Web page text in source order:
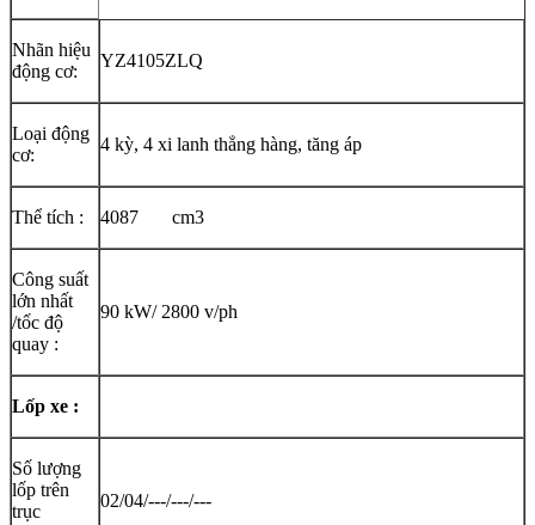
Nhãn hiệu
động cơ:
YZ4105ZLQ
Loại động
cơ:
4 kỳ, 4 xi lanh thẳng hàng, tăng áp
Thể tích : 4087 cm3
Công suất
lớn nhất
/tốc độ
quay :
90 kW/ 2800 v/ph
Lốp xe :
Số lượng
lốp trên
trục
02/04/---/---/---